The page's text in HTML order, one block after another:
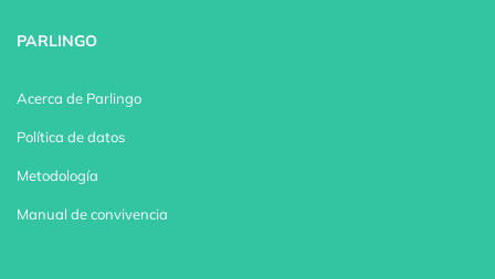
PARLINGO
Acerca de Parlingo
Política de datos
Metodología
Manual de convivencia